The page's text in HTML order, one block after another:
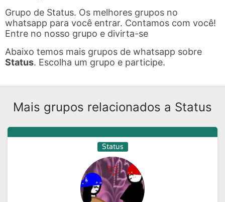
Grupo de Status. Os melhores grupos no
whatsapp para você entrar. Contamos com você!
Entre no nosso grupo e divirta-se
Abaixo temos mais grupos de whatsapp sobre
Status. Escolha um grupo e participe.
Mais grupos relacionados a Status
Status